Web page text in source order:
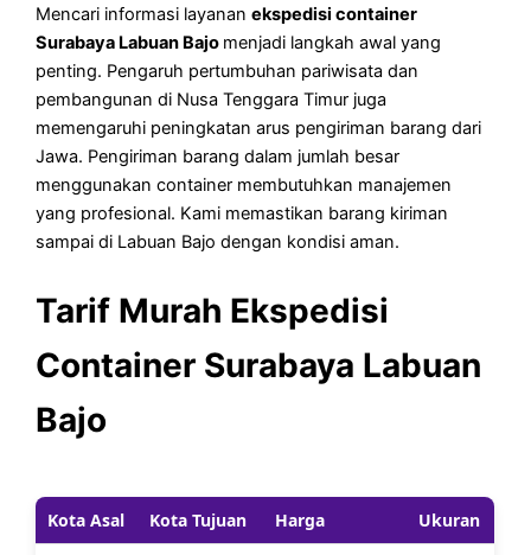
Mencari informasi layananekspedisi container
Surabaya Labuan Bajo menjadi langkah awal yang
penting. Pengaruh pertumbuhan pariwisata dan
pembangunan di Nusa Tenggara Timur juga
memengaruhi peningkatan arus pengiriman barang dari
Jawa. Pengiriman barang dalam jumlah besar
menggunakan container membutuhkan manajemen
yang profesional. Kami memastikan barang kiriman
sampai di Labuan Bajo dengan kondisi aman.
Tarif Murah Ekspedisi
Container Surabaya Labuan
Bajo
Kota Asal Kota Tujuan Harga Ukuran